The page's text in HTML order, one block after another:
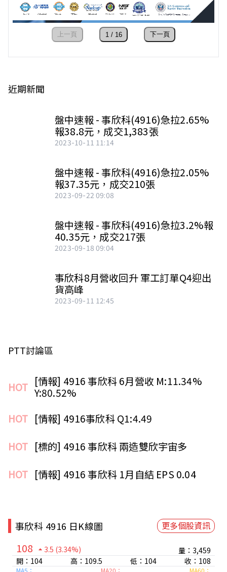
近期新聞
盤中速報 - 事欣科(4916)急拉2.65%
報38.8元，成交1,383張
2023-10-11 11:14
盤中速報 - 事欣科(4916)急拉2.05%
報37.35元，成交210張
2023-09-22 09:08
盤中速報 - 事欣科(4916)急拉3.2%報
40.35元，成交217張
2023-09-18 09:04
事欣科8月營收回升 軍工訂單Q4迎出
貨高峰
2023-09-11 12:45
PTT討論區
HOT [情報] 4916 事欣科 6月營收 M:11.34%
HOT [情報] 4916事欣科 Q1:4.49
HOT [標的] 4916 事欣科 兩造雙欣宇宙多
HOT [情報] 4916 事欣科 1月自結 EPS 0.04
事欣科 4916 日K線圖 更多個股資訊
108 3.5 (3.34%)
量：3,459
開：104
高：109.5 低：104 收：108